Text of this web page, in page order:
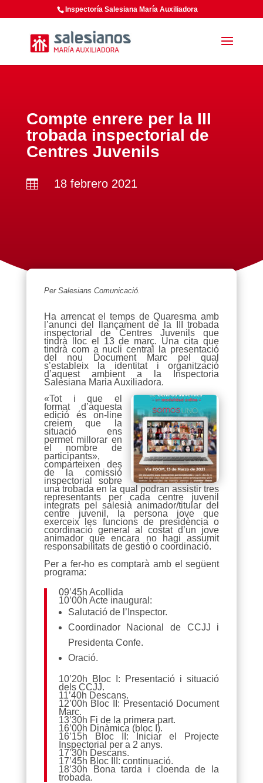
Inspectoría Salesiana María Auxiliadora
Compte enrere per la III
trobada inspectorial de
Centres Juvenils
 18 febrero 2021
Per Salesians Comunicació.
Ha arrencat el temps de Quaresma amb
l’anunci del llançament de la III trobada
inspectorial de Centres Juvenils que
tindrà lloc el 13 de març. Una cita que
tindrà com a nucli central la presentació
del nou Document Marc pel qual
s’estableix la identitat i organització
d’aquest ambient a la Inspectoria
Salesiana Maria Auxiliadora.
«Tot i que el
format d’aquesta
edició és on-line
creiem que la
situació ens
permet millorar en
el nombre de
participants»,
comparteixen des
de la comissió
inspectorial sobre
una trobada en la qual podran assistir tres
representants per cada centre juvenil
integrats pel salesià animador/titular del
centre juvenil, la persona jove que
exerceix les funcions de presidència o
coordinació general al costat d’un jove
animador que encara no hagi assumit
responsabilitats de gestió o coordinació.
Per a fer-ho es comptarà amb el següent
programa:
09’45h Acollida
10’00h Acte inaugural:
Salutació de l’Inspector.
Coordinador Nacional de CCJJ i
Presidenta Confe.
Oració.
10’20h Bloc I: Presentació i situació
dels CCJJ.
11’40h Descans.
12’00h Bloc II: Presentació Document
Marc.
13’30h Fi de la primera part.
16’00h Dinàmica (bloc I).
16’15h Bloc II: Iniciar el Projecte
Inspectorial per a 2 anys.
17’30h Descans.
17’45h Bloc III: continuació.
18’30h Bona tarda i cloenda de la
trobada.